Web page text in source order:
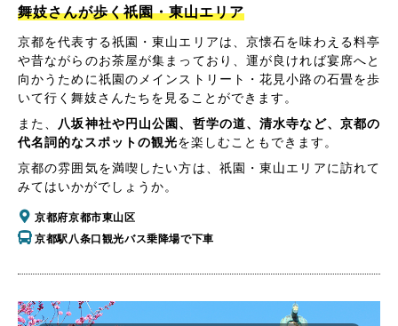
舞妓さんが歩く祇園・東山エリア
京都を代表する祇園・東山エリアは、京懐石を味わえる料亭
や昔ながらのお茶屋が集まっており、運が良ければ宴席へと
向かうために祇園のメインストリート・花見小路の石畳を歩
いて行く舞妓さんたちを見ることができます。
また、
八坂神社や円山公園、哲学の道、清水寺など、京都の
代名詞的なスポットの観光を楽しむこともできます。
京都の雰囲気を満喫したい方は、祇園・東山エリアに訪れて
みてはいかがでしょうか。
京都府京都市東山区
京都駅八条口観光バス乗降場で下車